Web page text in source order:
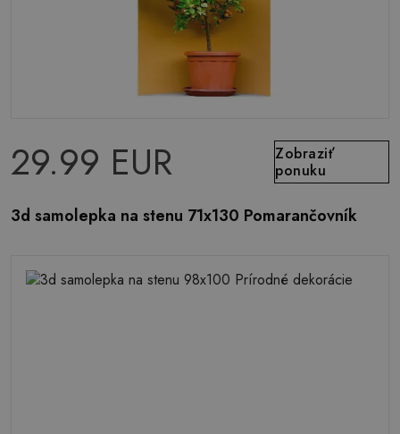
29.99 EUR
Zobraziť
ponuku
3d samolepka na stenu 71x130 Pomarančovník